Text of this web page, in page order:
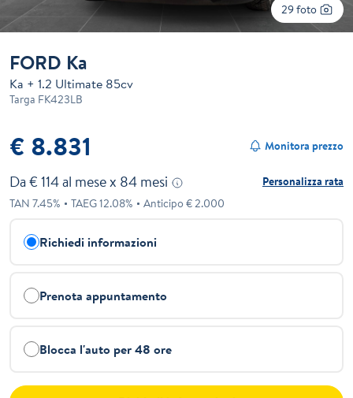
29 foto
FORD Ka
Ka + 1.2 Ultimate 85cv
Targa FK423LB
€ 8.831 Monitora prezzo
Da € 114al mese x 84 mesi
Personalizza rata
TAN 7.45% TAEG12.08% Anticipo €2.000
Richiedi informazioni
Prenota appuntamento
Blocca l'auto per 48 ore